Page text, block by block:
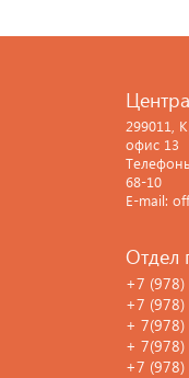
299011,
офис 13
68-10
E-mail:
Отдел
+7
+7
+
+
+7 (978)